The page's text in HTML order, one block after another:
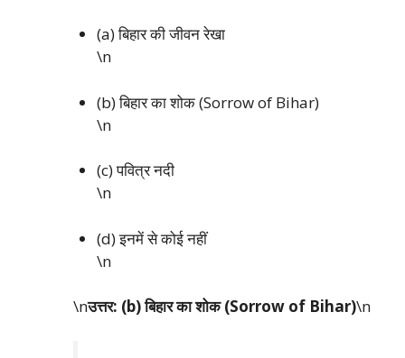
(a) बिहार की जीवन रेखा
\n
(b) बिहार का शोक (Sorrow of Bihar)
\n
(c) पवित्र नदी
\n
(d) इनमें से कोई नहीं
\n
\nउत्तर: (b) बिहार का शोक (Sorrow of Bihar)\n